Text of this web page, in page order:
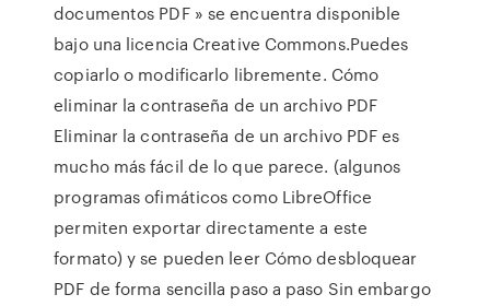
documentos PDF » se encuentra disponible
bajo una licencia Creative Commons.Puedes
copiarlo o modificarlo libremente. Cómo
eliminar la contraseña de un archivo PDF
Eliminar la contraseña de un archivo PDF es
mucho más fácil de lo que parece. (algunos
programas ofimáticos como LibreOffice
permiten exportar directamente a este
formato) y se pueden leer Cómo desbloquear
PDF de forma sencilla paso a paso Sin embargo